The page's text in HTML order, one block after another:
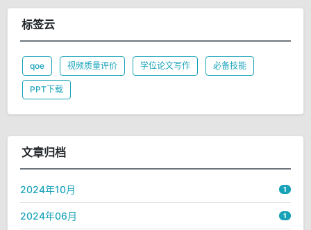
标签云
qoe 视频质量评价 学位论文写作 必备技能
PPT下载
文章归档
2024年10月 1
2024年06月 1